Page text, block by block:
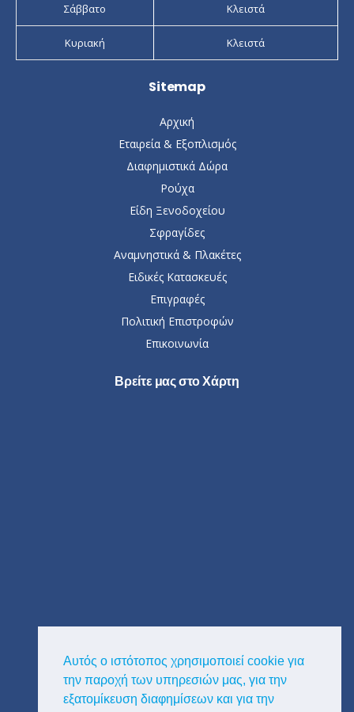
Αυτός ο ιστότοπος χρησιμοποιεί cookie για
την παροχή των υπηρεσιών μας, για την
εξατομίκευση διαφημίσεων και για την
Σάββατο Κλειστά
Κυριακή Κλειστά
Sitemap
Αρχική
Εταιρεία & Εξοπλισμός
Διαφημιστικά Δώρα
Ρούχα
Είδη Ξενοδοχείου
Σφραγίδες
Αναμνηστικά & Πλακέτες
Ειδικές Κατασκευές
Επιγραφές
Πολιτική Επιστροφών
Επικοινωνία
Βρείτε μας στο Χάρτη